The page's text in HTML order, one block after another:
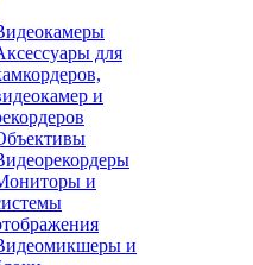
для
и
и
и